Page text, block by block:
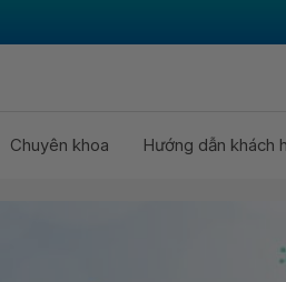
Chuyên khoa Hướng dẫn khách